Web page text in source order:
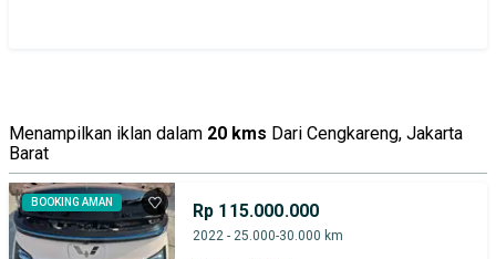
Menampilkan iklan dalam 20 kms Dari Cengkareng, Jakarta
Barat
BOOKING AMAN Rp 115.000.000
2022 - 25.000-30.000 km